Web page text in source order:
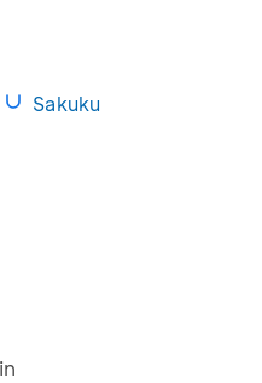
Sakuku